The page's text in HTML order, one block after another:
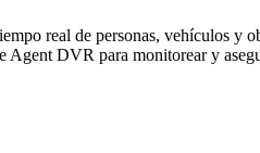
real de personas, vehículos y
DVR para monitorear y